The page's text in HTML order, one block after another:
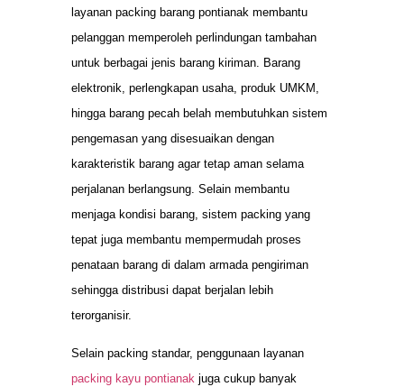
layanan packing barang pontianak membantu
pelanggan memperoleh perlindungan tambahan
untuk berbagai jenis barang kiriman. Barang
elektronik, perlengkapan usaha, produk UMKM,
hingga barang pecah belah membutuhkan sistem
pengemasan yang disesuaikan dengan
karakteristik barang agar tetap aman selama
perjalanan berlangsung. Selain membantu
menjaga kondisi barang, sistem packing yang
tepat juga membantu mempermudah proses
penataan barang di dalam armada pengiriman
sehingga distribusi dapat berjalan lebih
terorganisir.
Selain packing standar, penggunaan layanan
packing kayu pontianak juga cukup banyak